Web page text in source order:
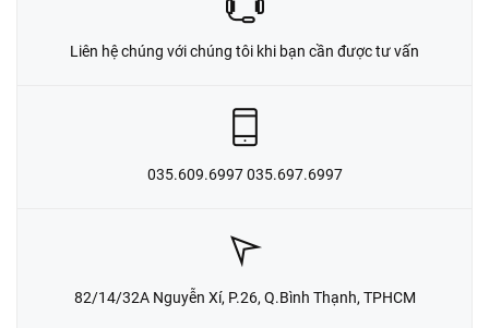
Liên hệ chúng với chúng tôi khi bạn cần được tư vấn
035.609.6997 035.697.6997
82/14/32A Nguyễn Xí, P.26, Q.Bình Thạnh, TPHCM